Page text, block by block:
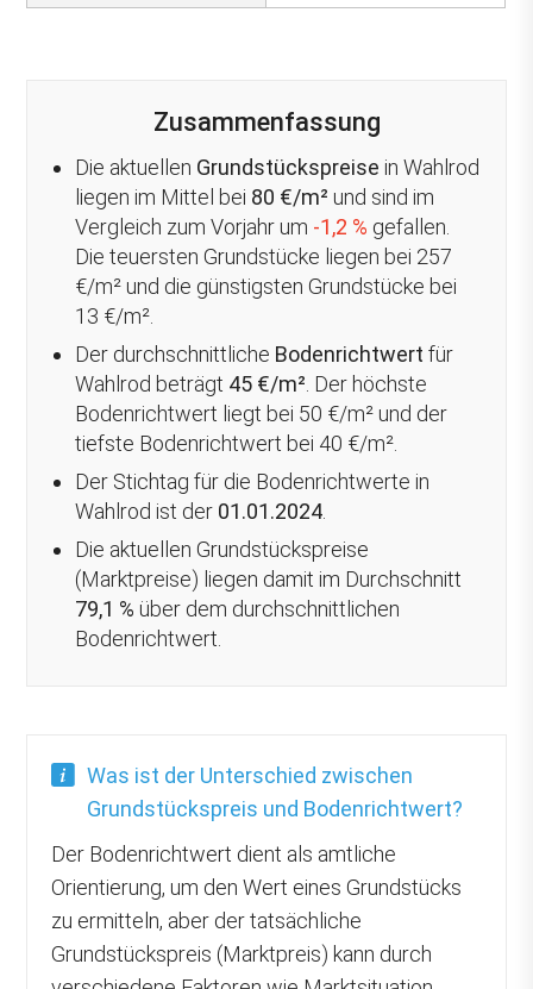
Zusammenfassung
Die aktuellen Grundstückspreise in Wahlrod
liegen im Mittel bei 80 €/m² und sind im
Vergleich zum Vorjahr um -1,2 % gefallen
Die teuersten Grundstücke liegen bei 257
€/m² und die günstigsten Grundstücke bei
13 €/m².
Der durchschnittliche Bodenrichtwert für
Wahlrod beträgt 45 €/m² . Der höchste
Bodenrichtwert liegt bei 50 €/m² und der
tiefste Bodenrichtwert bei 40 €/m².
Der Stichtag für die Bodenrichtwerte in
Wahlrod ist der 01.01.2024
Die aktuellen Grundstückspreise
(Marktpreise) liegen damit im Durchschnitt
79,1 % über dem durchschnittlichen
Bodenrichtwert.
Was ist der Unterschied zwischen
Grundstückspreis und Bodenrichtwert?
Der Bodenrichtwert dient als amtliche
Orientierung, um den Wert eines Grundstücks
zu ermitteln, aber der tatsächliche
Grundstückspreis (Marktpreis) kann durch